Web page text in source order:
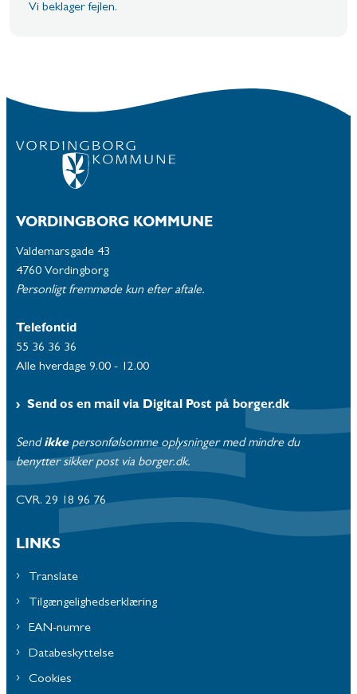
Vi beklager fejlen.
VORDINGBORG KOMMUNE
Valdemarsgade 43
4760 Vordingborg
Personligt fremmøde kun efter aftale.
Telefontid
55 36 36 36
Alle hverdage 9.00 - 12.00
Send os en mail via Digital Post på borger.dk
Send ikke personfølsomme oplysninger med mindre du
benytter sikker post via borger.dk.
CVR. 29 18 96 76
LINKS
Translate
Tilgængelighedserklæring
EAN-numre
Databeskyttelse
Cookies